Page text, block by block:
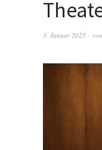
3. Januar 2025 von